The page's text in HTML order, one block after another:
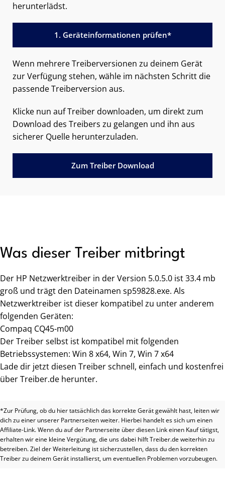
herunterlädst.
1. Geräteinformationen prüfen*
Wenn mehrere Treiberversionen zu deinem Gerät
zur Verfügung stehen, wähle im nächsten Schritt die
passende Treiberversion aus.
Klicke nun auf Treiber downloaden, um direkt zum
Download des Treibers zu gelangen und ihn aus
sicherer Quelle herunterzuladen.
Zum Treiber Download
Was dieser Treiber mitbringt
Der HP Netzwerktreiber in der Version 5.0.5.0 ist 33.4 mb
groß und trägt den Dateinamen sp59828.exe. Als
Netzwerktreiber ist dieser kompatibel zu unter anderem
folgenden Geräten:
Compaq CQ45-m00
Der Treiber selbst ist kompatibel mit folgenden
Betriebssystemen: Win 8 x64, Win 7, Win 7 x64
Lade dir jetzt diesen Treiber schnell, einfach und kostenfrei
über Treiber.de herunter.
*Zur Prüfung, ob du hier tatsächlich das korrekte Gerät gewählt hast, leiten wir
dich zu einer unserer Partnerseiten weiter. Hierbei handelt es sich um einen
Affiliate-Link. Wenn du auf der Partnerseite über diesen Link einen Kauf tätigst,
erhalten wir eine kleine Vergütung, die uns dabei hilft Treiber.de weiterhin zu
betreiben. Ziel der Weiterleitung ist sicherzustellen, dass du den korrekten
Treiber zu deinem Gerät installierst, um eventuellen Problemen vorzubeugen.